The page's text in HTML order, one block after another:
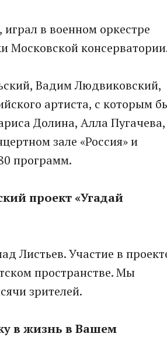
в военном оркестре
Московской
Вадим Людвиковский,
артиста, с которым
Долина, Алла Пугачева,
зале «Россия» и
программ.
проект «Угадай
Листьев. Участие в
пространстве. Мы
зрителей.
в жизнь в Вашем